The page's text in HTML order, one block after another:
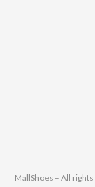
© 2025 MallShoes – All